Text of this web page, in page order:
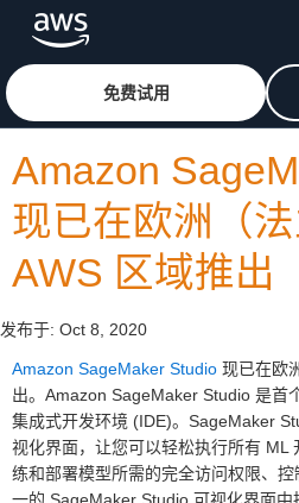
跳至主要内容
免费试用
Amazon
现已在欧洲（法
AWS 区域推出
发布于: Oct 8, 2020
Amazon SageMaker Studio 现已在欧
出。Amazon SageMaker Studio 是首
集成式开发环境 (IDE)。SageMaker
视化界面，让您可以轻松执行所有 ML
练和部署模型所需的完全访问权限、